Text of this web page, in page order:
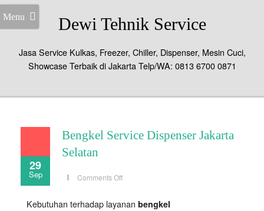
Menu Dewi Tehnik Service
Jasa Service Kulkas, Freezer, Chiller, Dispenser, Mesin Cuci,
Showcase Terbaik di Jakarta Telp/WA: 0813 6700 0871
29
Sep
Bengkel Service Dispenser Jakarta
Selatan
Comments Offon
Jakarta
Kebutuhan terhadap layanan bengkel